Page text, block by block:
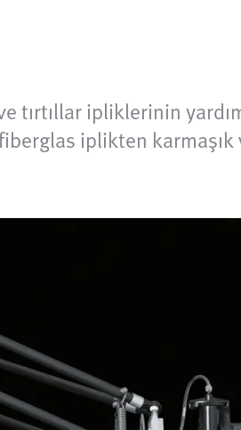
ipliklerinin
iplikten